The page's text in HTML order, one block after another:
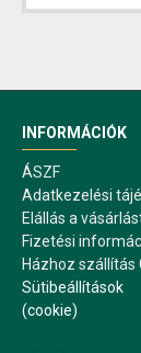
INFORMÁCIÓK
ÁSZF
Adatkezelési
Elállás a
Fizetési
Házhoz szállítás
Sütibeállítások
(cookie)